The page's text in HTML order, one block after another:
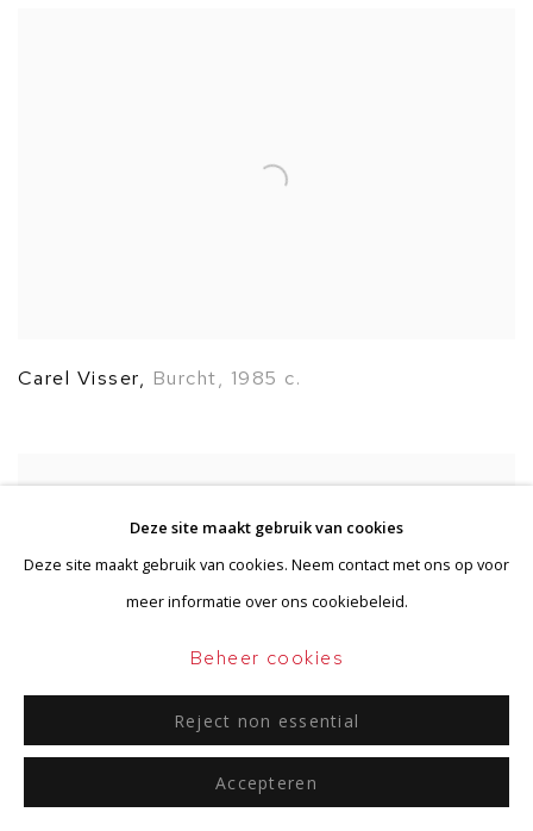
Carel Visser, Burcht, 1985 c.
Deze site maakt gebruik van cookies
Deze site maakt gebruik van cookies. Neem contact met ons op voor
meer informatie over ons cookiebeleid.
Beheer cookies
Reject non essential
Accepteren